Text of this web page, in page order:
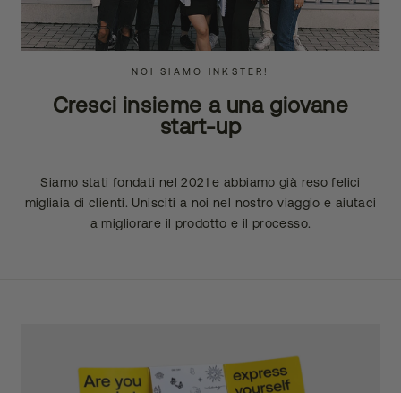
NOI SIAMO INKSTER!
Cresci insieme a una giovane
start-up
Siamo stati fondati nel 2021 e abbiamo già reso felici
migliaia di clienti. Unisciti a noi nel nostro viaggio e aiutaci
a migliorare il prodotto e il processo.